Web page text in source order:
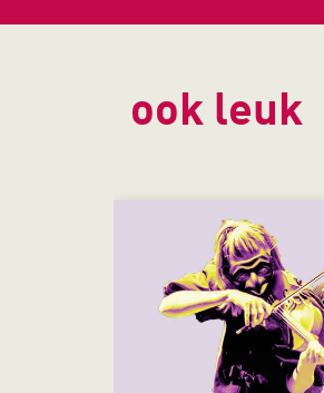
ook leuk